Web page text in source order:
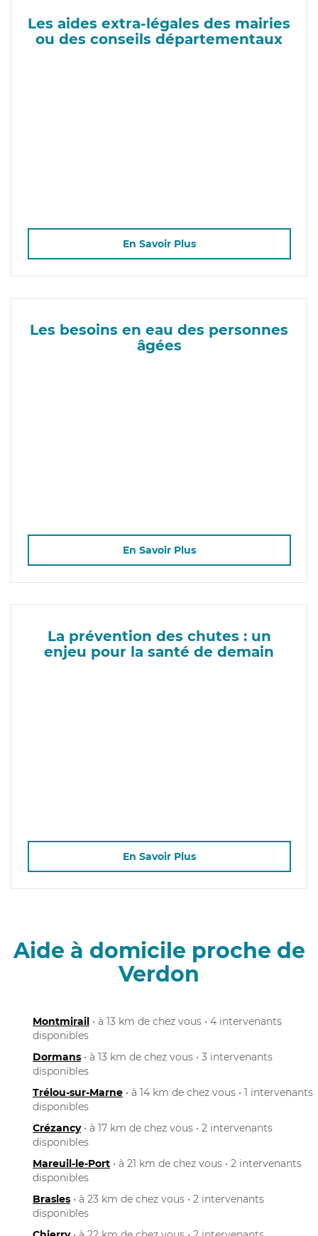
Les aides extra-légales des mairies
ou des conseils départementaux
En Savoir Plus
Les besoins en eau des personnes
âgées
En Savoir Plus
La prévention des chutes : un
enjeu pour la santé de demain
En Savoir Plus
Aide à domicile proche de
Verdon
Montmirail • à 13 km de chez vous • 4 intervenants
disponibles
Dormans • à 13 km de chez vous • 3 intervenants
disponibles
Trélou-sur-Marne • à 14 km de chez vous • 1 intervenants
disponibles
Crézancy• à 17 km de chez vous • 2 intervenants
disponibles
Mareuil-le-Port • à 21 km de chez vous • 2 intervenants
disponibles
Brasles • à 23 km de chez vous • 2 intervenants
disponibles